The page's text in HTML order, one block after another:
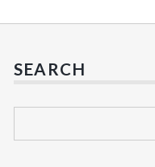
SEARCH